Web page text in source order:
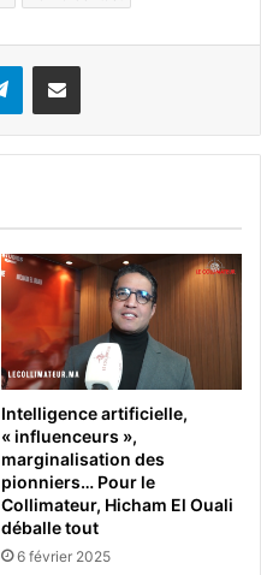
Telegram
Intelligence artificielle,
« influenceurs »,
marginalisation des
pionniers… Pour le
Collimateur, Hicham El Ouali
déballe tout
6 février 2025